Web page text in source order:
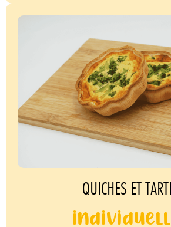
QUICHES ET